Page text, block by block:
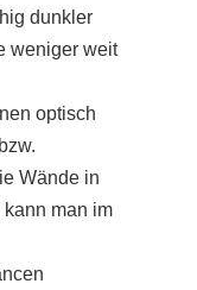
dunkler
weniger weit
optisch
Wände in
man im